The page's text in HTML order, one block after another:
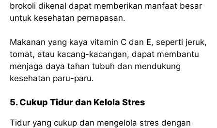
brokoli dikenal dapat memberikan manfaat besar
untuk kesehatan pernapasan.
Makanan yang kaya vitamin C dan E, seperti jeruk,
tomat, atau kacang-kacangan, dapat membantu
menjaga daya tahan tubuh dan mendukung
kesehatan paru-paru.
5. Cukup Tidur dan Kelola Stres
Tidur yang cukup dan mengelola stres dengan